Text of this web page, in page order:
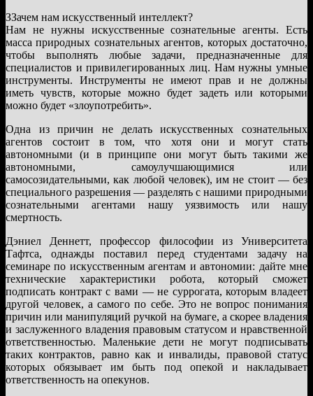
ЗЗачем нам искусственный интеллект?
Нам не нужны искусственные сознательные агенты. Есть
масса природных сознательных агентов, которых достаточно,
чтобы выполнять любые задачи, предназначенные для
специалистов и привилегированных лиц. Нам нужны умные
инструменты. Инструменты не имеют прав и не должны
иметь чувств, которые можно будет задеть или которыми
можно будет «злоупотребить».
Одна из причин не делать искусственных сознательных
агентов состоит в том, что хотя они и могут стать
автономными (и в принципе они могут быть такими же
автономными, самоулучшающимися или
самосозидательными, как любой человек), им не стоит — без
специального разрешения — разделять с нашими природными
сознательными агентами нашу уязвимость или нашу
смертность.
Дэниел Деннетт, профессор философии из Университета
Тафтса, однажды поставил перед студентами задачу на
семинаре по искусственным агентам и автономии: дайте мне
технические характеристики робота, который сможет
подписать контракт с вами — не суррогата, которым владеет
другой человек, а самого по себе. Это не вопрос понимания
причин или манипуляций ручкой на бумаге, а скорее владения
и заслуженного владения правовым статусом и нравственной
ответственностью. Маленькие дети не могут подписывать
таких контрактов, равно как и инвалиды, правовой статус
которых обязывает им быть под опекой и накладывает
ответственность на опекунов.